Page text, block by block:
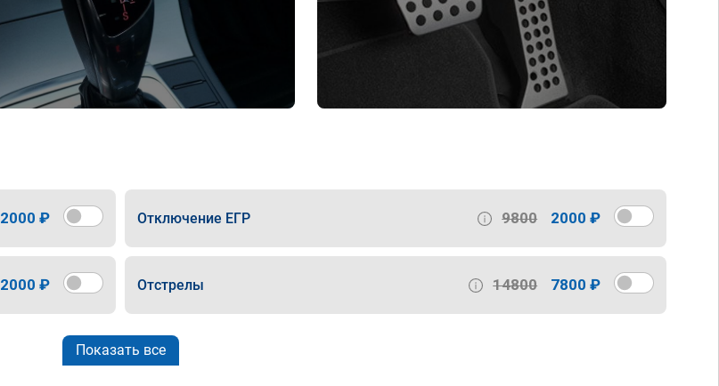
2000 ₽ Отключение ЕГР 9800 2000 ₽
2000 ₽ Отстрелы 14800 7800 ₽
Показать все